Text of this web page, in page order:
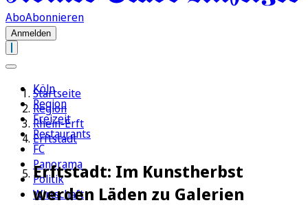
AboAbonnieren
Anmelden
Köln
Region
Freizeit
Restaurants
FC
Panorama
Politik
Wirtschaft
Startseite
Region
Rhein-Erft
Erftstadt
Erftstadt: Im Kunstherbst
werden Läden zu Galerien